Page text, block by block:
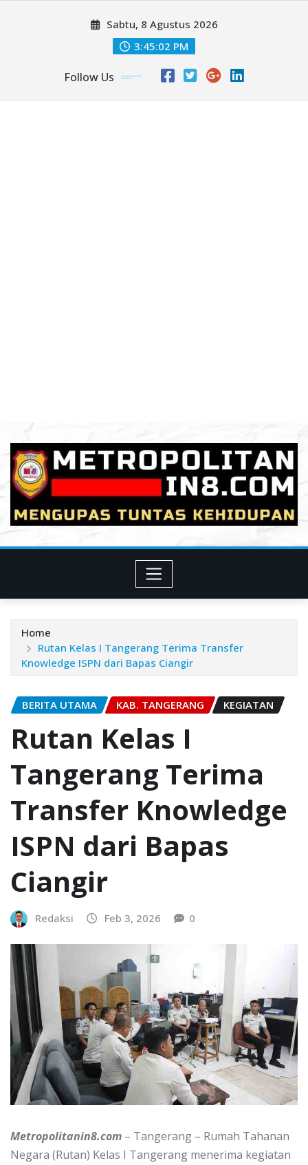
Sabtu, 8 Agustus 2026
3:45:04 PM
Follow Us
Home
Rutan Kelas I Tangerang Terima Transfer
Knowledge ISPN dari Bapas Ciangir
BERITA UTAMA KAB. TANGERANG KEGIATAN
Rutan Kelas I
Tangerang Terima
Transfer Knowledge
ISPN dari Bapas
Ciangir
Redaksi Feb 3, 2026 0
Metropolitanin8.com – Tangerang – Rumah Tahanan
Negara (Rutan) Kelas I Tangerang menerima kegiatan